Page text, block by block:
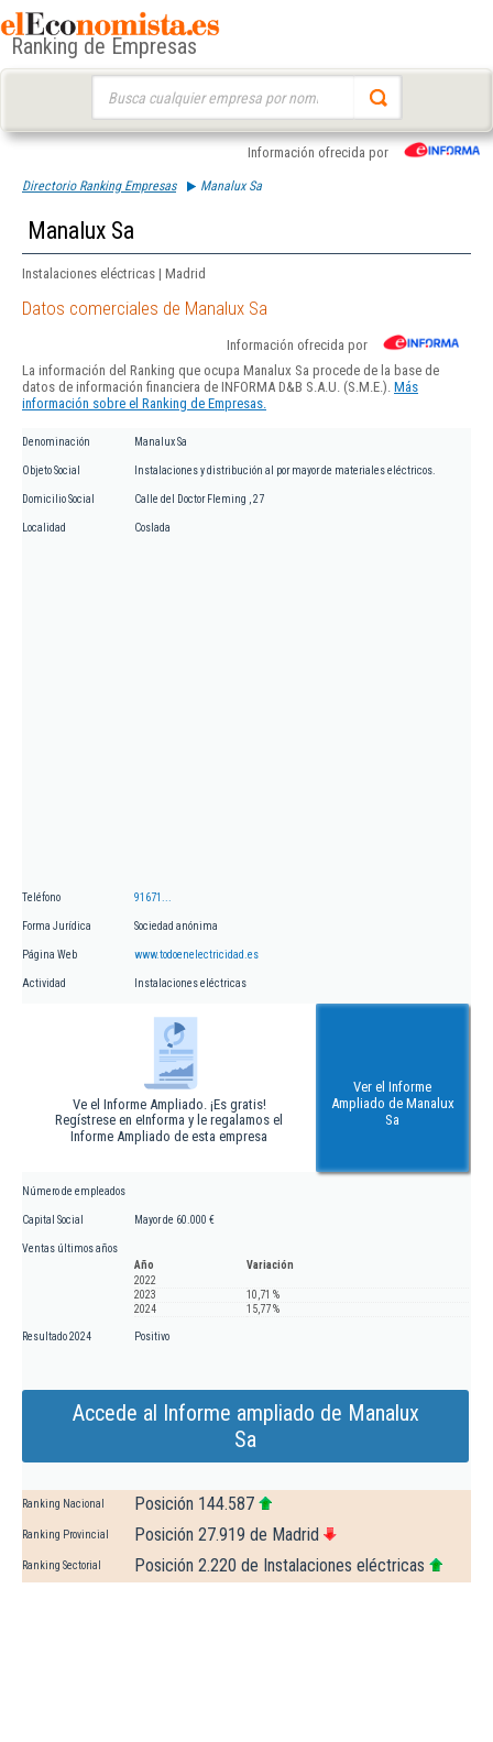
Ranking de Empresas
Información ofrecida por
Directorio Ranking Empresas Manalux Sa
Manalux Sa
Instalaciones eléctricas | Madrid
Datos comerciales de Manalux Sa
Información ofrecida por
La información del Ranking que ocupa Manalux Sa procede de la base de
datos de información financiera de INFORMA D&B S.A.U. (S.M.E.). Más
información sobre el Ranking de Empresas.
Denominación Manalux Sa
Objeto Social Instalaciones y distribución al por mayor de materiales eléctricos.
Domicilio Social Calle del Doctor Fleming , 27
Localidad Coslada
Teléfono 91671...
Forma Jurídica Sociedad anónima
Página Web www.todoenelectricidad.es
Actividad Instalaciones eléctricas
Ve el Informe Ampliado. ¡Es gratis!
Regístrese en eInforma y le regalamos el
Informe Ampliado de esta empresa
Ver el Informe
Ampliado de Manalux
Sa
Número de empleados
Capital Social Mayor de 60.000 €
Ventas últimos años
Año
Variación
2022
2023
10,71 %
2024
15,77 %
Resultado 2024 Positivo
Accede al Informe ampliado de Manalux
Sa
Ranking Nacional Posición 144.587
Ranking Provincial Posición 27.919 de Madrid
Ranking Sectorial Posición 2.220 de Instalaciones eléctricas